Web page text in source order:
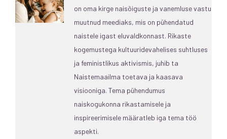
on oma kirge naisõiguste ja vanemluse vastu
muutnud meediaks, mis on pühendatud
naistele igast eluvaldkonnast. Rikaste
kogemustega kultuuridevahelises suhtluses
ja feministlikus aktivismis, juhib ta
Naistemaailma toetava ja kaasava
visiooniga. Tema pühendumus
naiskogukonna rikastamisele ja
inspireerimisele määratleb iga tema töö
aspekti.